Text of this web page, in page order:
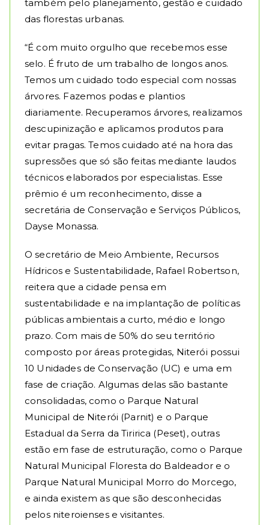
também pelo planejamento, gestão e cuidado
das florestas urbanas.
“É com muito orgulho que recebemos esse
selo. É fruto de um trabalho de longos anos.
Temos um cuidado todo especial com nossas
árvores. Fazemos podas e plantios
diariamente. Recuperamos árvores, realizamos
descupinização e aplicamos produtos para
evitar pragas. Temos cuidado até na hora das
supressões que só são feitas mediante laudos
técnicos elaborados por especialistas. Esse
prêmio é um reconhecimento, disse a
secretária de Conservação e Serviços Públicos,
Dayse Monassa.
O secretário de Meio Ambiente, Recursos
Hídricos e Sustentabilidade, Rafael Robertson,
reitera que a cidade pensa em
sustentabilidade e na implantação de políticas
públicas ambientais a curto, médio e longo
prazo. Com mais de 50% do seu território
composto por áreas protegidas, Niterói possui
10 Unidades de Conservação (UC) e uma em
fase de criação. Algumas delas são bastante
consolidadas, como o Parque Natural
Municipal de Niterói (Parnit) e o Parque
Estadual da Serra da Tiririca (Peset), outras
estão em fase de estruturação, como o Parque
Natural Municipal Floresta do Baldeador e o
Parque Natural Municipal Morro do Morcego,
e ainda existem as que são desconhecidas
pelos niteroienses e visitantes.